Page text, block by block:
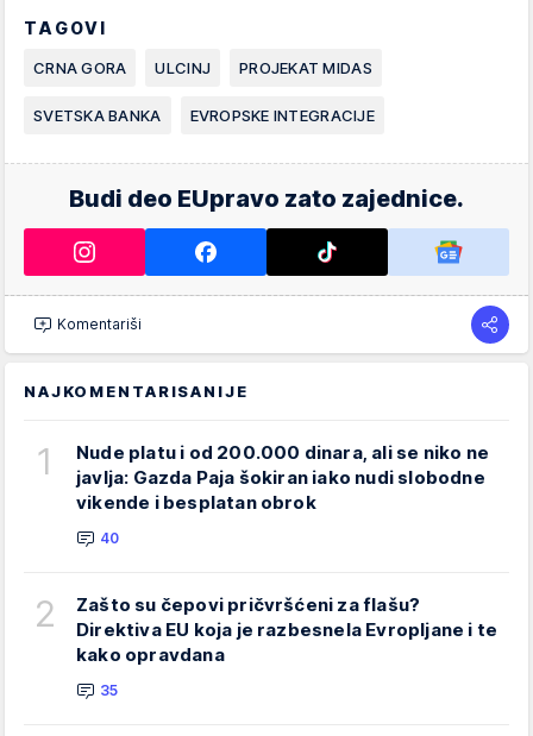
TAGOVI
CRNA GORA ULCINJ PROJEKAT MIDAS
SVETSKA BANKA EVROPSKE INTEGRACIJE
Budi deo EUpravo zato zajednice.
Komentariši
NAJKOMENTARISANIJE
1
Nude platu i od 200.000 dinara, ali se niko ne
javlja: Gazda Paja šokiran iako nudi slobodne
vikende i besplatan obrok
40
2
Zašto su čepovi pričvršćeni za flašu?
Direktiva EU koja je razbesnela Evropljane i te
kako opravdana
35